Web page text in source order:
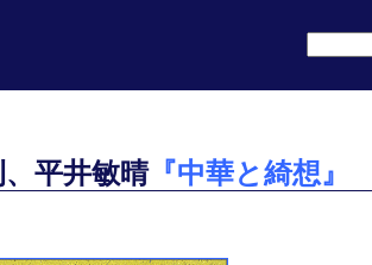
平井敏晴『中華と綺想』